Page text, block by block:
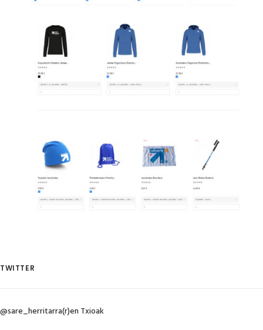
TWITTER
@sare_herritarra(r)en Txioak